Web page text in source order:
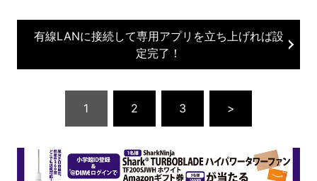
有線LANに接続して専用アプリを立ち上げれば設
定完了！
1 2 3 >